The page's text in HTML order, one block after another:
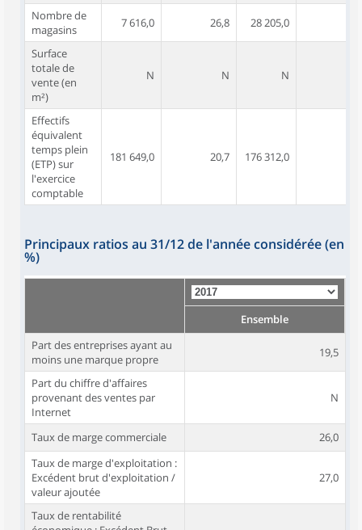
Nombre de
magasins
7 616,0 26,8 28 205,0
Surface
totale de
vente (en
m²)
N N N
Effectifs
équivalent
temps plein
(ETP) sur
l'exercice
comptable
181 649,0 20,7 176 312,0
Principaux ratios au 31/12 de l'année considérée (en
%)
Ensemble
Part des entreprises ayant au
moins une marque propre
19,5
Part du chiffre d'affaires
provenant des ventes par
Internet
N
Taux de marge commerciale
26,0
Taux de marge d'exploitation :
Excédent brut d'exploitation /
valeur ajoutée
27,0
Taux de rentabilité